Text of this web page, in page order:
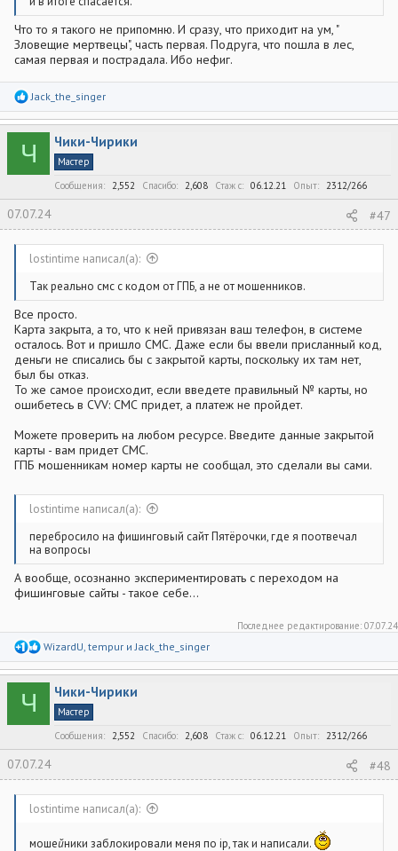
Что то я такого не припомню. И сразу, что приходит на ум, "
Зловещие мертвецы", часть первая. Подруга, что пошла в лес,
самая первая и пострадала. Ибо нефиг.
Р
а
к
ц
и
Jack_the_singer
Ч Чики-Чирики
Мастер
Сообщения
2,552 Спасибо 2,608 Стаж c 06.12.21 Опыт 2312/266
07.07.24 #47
lostintime написал(а):
Так реально смс с кодом от ГПБ, а не от мошенников.
Все просто.
Карта закрыта, а то, что к ней привязан ваш телефон, в системе
осталось. Вот и пришло СМС. Даже если бы ввели присланный код,
деньги не списались бы с закрытой карты, поскольку их там нет,
был бы отказ.
То же самое происходит, если введете правильный № карты, но
ошибетесь в CVV: СМС придет, а платеж не пройдет.
Можете проверить на любом ресурсе. Введите данные закрытой
карты - вам придет СМС.
ГПБ мошенникам номер карты не сообщал, это сделали вы сами.
lostintime написал(а):
перебросило на фишинговый сайт Пятёрочки, где я поотвечал
на вопросы
А вообще, осознанно экспериментировать с переходом на
фишинговые сайты - такое себе...
Последнее редактирование: 07.07.24
Р
а
к
WizardU tempur и Jack_the_singer
Ч Чики-Чирики
Мастер
Сообщения
2,552 Спасибо 2,608 Стаж c 06.12.21 Опыт 2312/266
07.07.24 #48
lostintime написал(а):
мошейники заблокировали меня по ip, так и написали.